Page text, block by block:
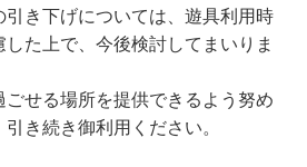
き下げについては、遊具利用時
た上で、今後検討してまいりま
ごせる場所を提供できるよう努め
き続き御利用ください。